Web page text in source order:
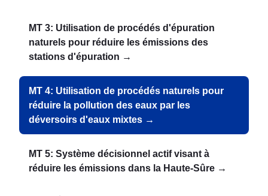
MT 3: Utilisation de procédés d'épuration
naturels pour réduire les émissions des
stations d'épuration →
MT 4: Utilisation de procédés naturels pour
réduire la pollution des eaux par les
déversoirs d'eaux mixtes →
MT 5: Système décisionnel actif visant à
réduire les émissions dans la Haute-Sûre →